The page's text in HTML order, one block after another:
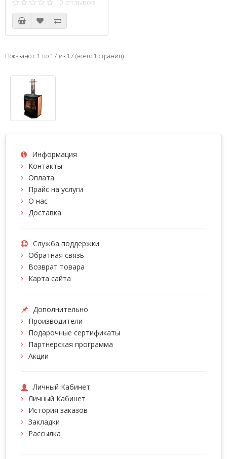
0 отзывов
Показано с 1 по 17 из 17 (всего 1 страниц)
Информация
Контакты
Оплата
Прайс на услуги
О нас
Доставка
Служба поддержки
Обратная связь
Возврат товара
Карта сайта
Дополнительно
Производители
Подарочные сертификаты
Партнерская программа
Акции
Личный Кабинет
Личный Кабинет
История заказов
Закладки
Рассылка